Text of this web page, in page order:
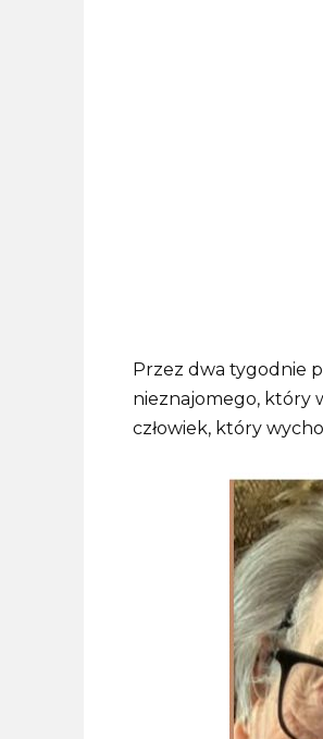
Przez dwa tygodnie
nieznajomego, który
człowiek, który